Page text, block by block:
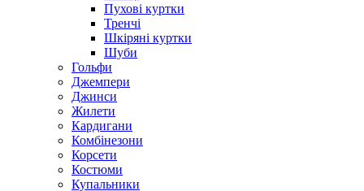
Пухові куртки
Тренчі
Шкіряні куртки
Шуби
Гольфи
Джемпери
Джинси
Жилети
Кардигани
Комбінезони
Корсети
Костюми
Купальники